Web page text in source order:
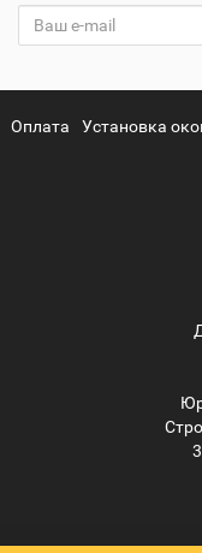
Оплата
Установка